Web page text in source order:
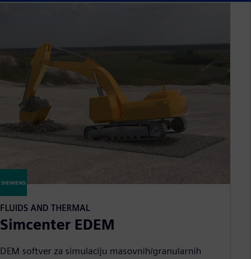
FLUIDS AND THERMAL
Simcenter EDEM
DEM softver za simulaciju masovnih/granularnih